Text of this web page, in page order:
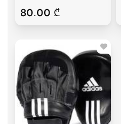
80.00 ₾